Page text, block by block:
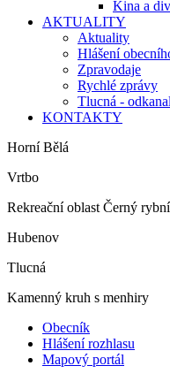
Kina a
AKTUALITY
Aktuality
Hlášení
Zpravodaje
Rychlé zprávy
Tlucná -
KONTAKTY
Horní Bělá
Vrtbo
Rekreační oblast Černý
Hubenov
Tlucná
Kamenný kruh s menhiry
Obecník
Hlášení rozhlasu
Mapový portál